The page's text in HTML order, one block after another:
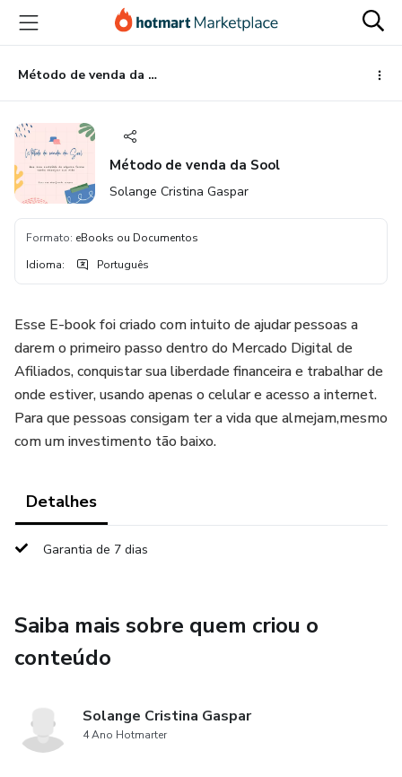
para
conteúdo
principal
para
pagamento
para
rodapé
Método de venda da Sool
Método de venda da Sool
Solange Cristina Gaspar
Formato: eBooks ou Documentos
Idioma: Português
Esse E-book foi criado com intuito de ajudar pessoas a
darem o primeiro passo dentro do Mercado Digital de
Afiliados, conquistar sua liberdade financeira e trabalhar de
onde estiver, usando apenas o celular e acesso a internet.
Para que pessoas consigam ter a vida que almejam,mesmo
com um investimento tão baixo.
Detalhes
Garantia de 7 dias
Saiba mais sobre quem criou o
conteúdo
Solange Cristina Gaspar
4 Ano Hotmarter